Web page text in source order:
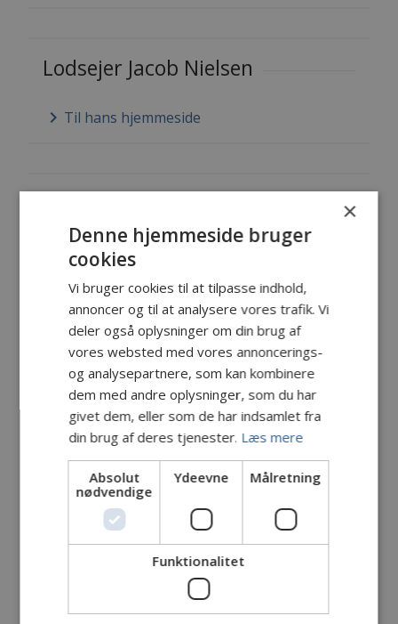
Lodsejer Jacob Nielsen
keyboard_arrow_right Til hans hjemmeside
Til deres hjemmeside
Lystfiskerforeningen Aros
Til deres hjemmeside
MidtVest Lystfiskerforening
Til deres hjemmeside
Råsted Lystfiskerforening
×
Denne hjemmeside bruger
cookies
Vi bruger cookies til at tilpasse indhold,
annoncer og til at analysere vores trafik. Vi
deler også oplysninger om din brug af
vores websted med vores annoncerings-
og analysepartnere, som kan kombinere
dem med andre oplysninger, som du har
givet dem, eller som de har indsamlet fra
din brug af deres tjenester. Læs mere
Absolut
nødvendige
Ydeevne Målretning
Funktionalitet